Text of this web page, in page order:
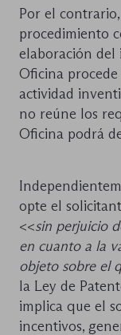
Por el
procedimiento
elaboración del
Oficina
actividad
no reúne los
Oficina podrá
opte el
<<sin perjuicio
en cuanto a la
objeto sobre el
la Ley de
implica que el
incentivos,